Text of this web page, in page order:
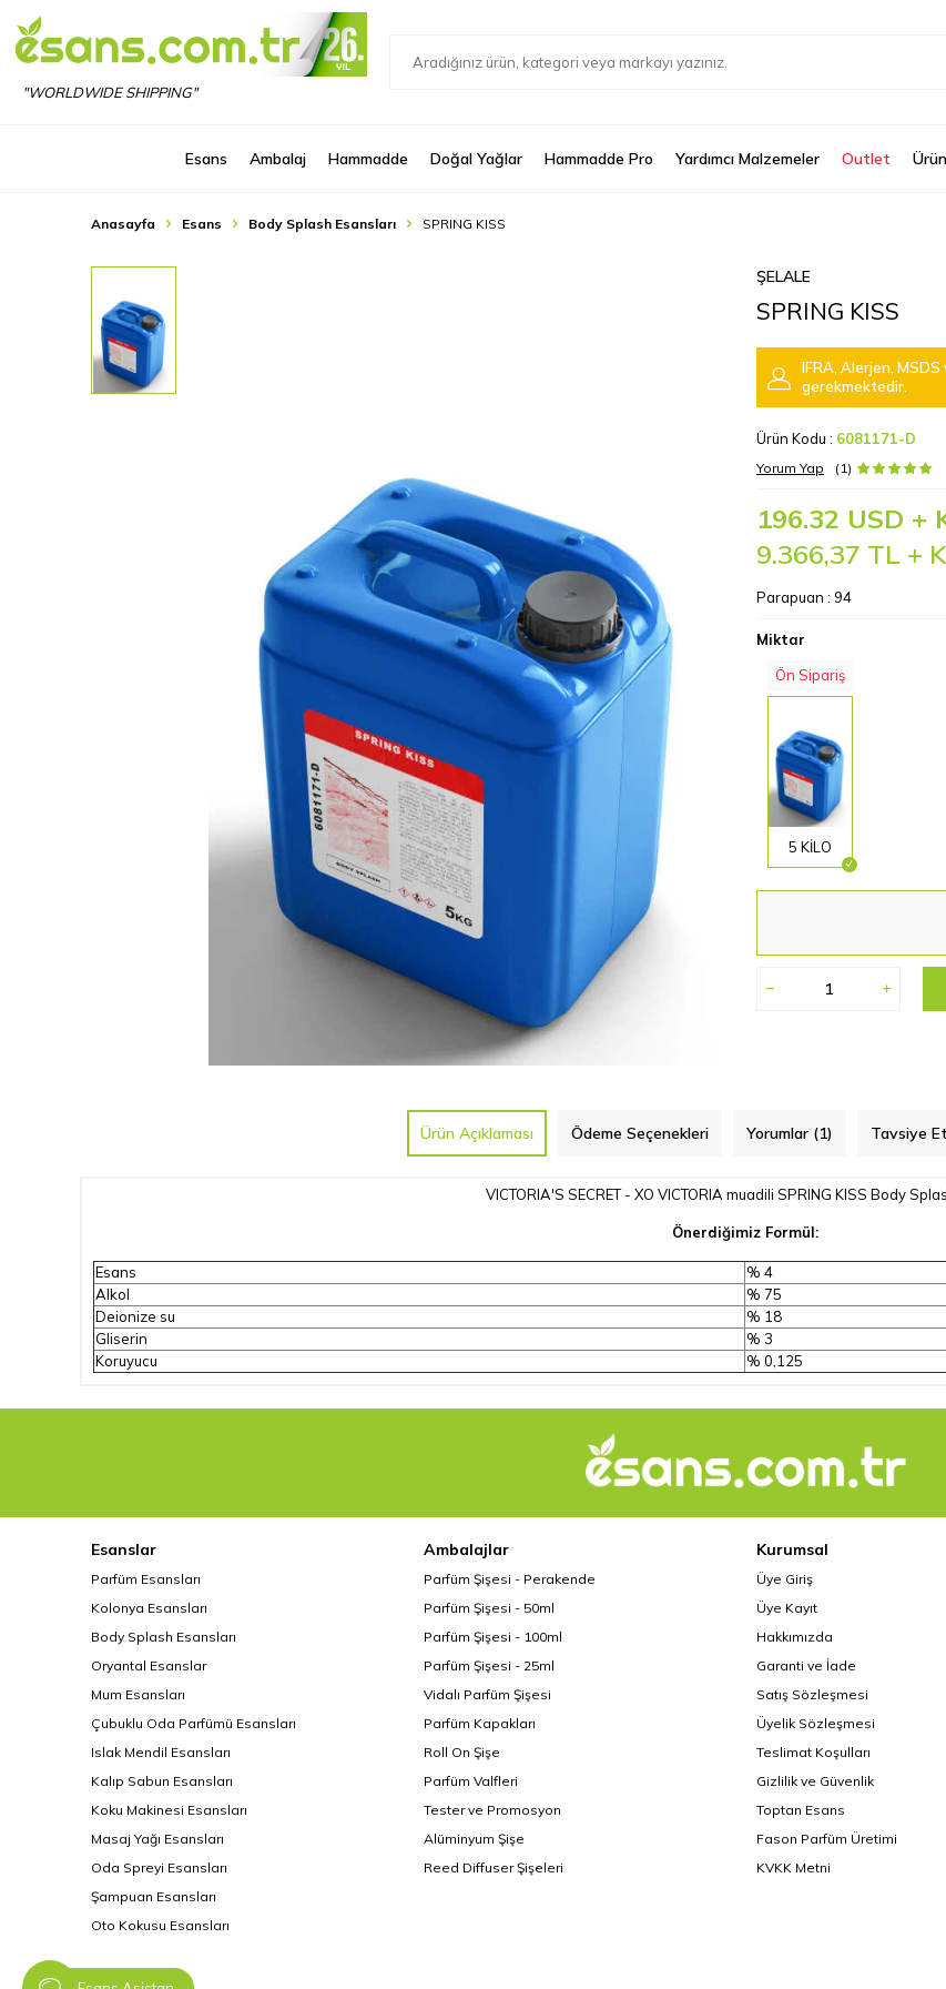
"WORLDWIDE SHIPPING"
Esans Ambalaj Hammadde Doğal Yağlar Hammadde Pro Yardımcı Malzemeler Outlet
Anasayfa Esans Body Splash Esansları SPRING KISS
ŞELALE
SPRING KISS
IFRA, Alerjen,
gerekmektedir.
Ürün Kodu : 6081171-D
Yorum Yap (1)
196.32 USD +
9.366,37 TL +
Parapuan : 94
Miktar
Ön Sipariş
5 KİLO
Ürün Açıklaması Ödeme Seçenekleri Yorumlar (1) Tavsiye Et
VICTORIA'S SECRET - XO VICTORIA muadili SPRING KISS Body
Önerdiğimiz Formül:
Esans
% 4
Alkol
% 75
Deionize su
% 18
Gliserin
% 3
Koruyucu
% 0,125
Esanslar
Parfüm Esansları
Kolonya Esansları
Body Splash Esansları
Oryantal Esanslar
Mum Esansları
Çubuklu Oda Parfümü Esansları
Islak Mendil Esansları
Kalıp Sabun Esansları
Koku Makinesi Esansları
Masaj Yağı Esansları
Oda Spreyi Esansları
Şampuan Esansları
Oto Kokusu Esansları
Ambalajlar
Parfüm Şişesi - Perakende
Parfüm Şişesi - 50ml
Parfüm Şişesi - 100ml
Parfüm Şişesi - 25ml
Vidalı Parfüm Şişesi
Parfüm Kapakları
Roll On Şişe
Parfüm Valfleri
Tester ve Promosyon
Alüminyum Şişe
Reed Diffuser Şişeleri
Kurumsal
Üye Giriş
Üye Kayıt
Hakkımızda
Garanti ve İade
Satış Sözleşmesi
Üyelik Sözleşmesi
Teslimat Koşulları
Gizlilik ve Güvenlik
Toptan Esans
Fason Parfüm Üretimi
KVKK Metni